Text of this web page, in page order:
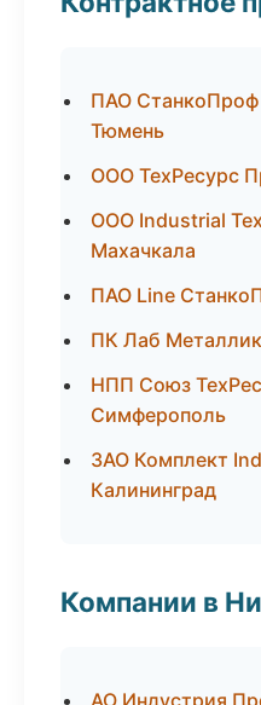
ПАО
Тюмень
ООО ТехРесурс
ООО Industrial
Махачкала
ПАО Line
ПК Лаб
НПП Союз
Симферополь
ЗАО Комплект
Калининград
Компании в
АО Индустрия